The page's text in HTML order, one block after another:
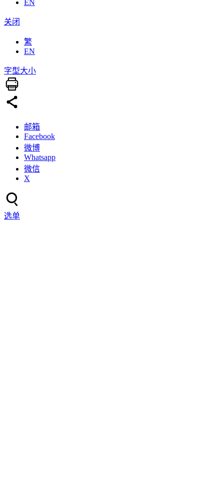
EN
关闭
繁
EN
字型大小
邮箱
Facebook
微博
Whatsapp
微信
X
选单